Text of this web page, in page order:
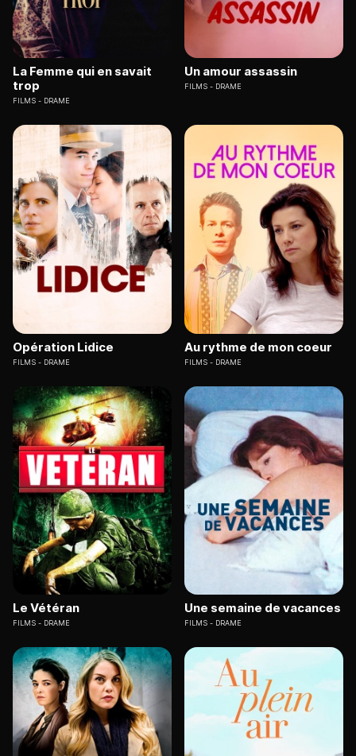
La Femme qui en savait
trop
FILMS DRAME
Un amour assassin
FILMS DRAME
Opération Lidice
FILMS DRAME
Au rythme de mon coeur
FILMS DRAME
Le Vétéran
FILMS DRAME
Une semaine de vacances
FILMS DRAME